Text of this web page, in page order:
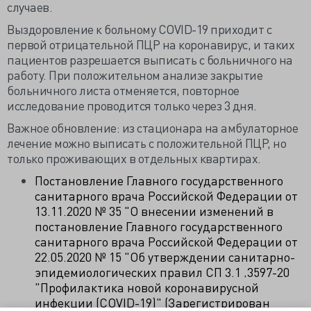
случаев.
Выздоровление к больному COVID-19 приходит с
первой отрицательной ПЦР на коронавирус, и таких
пациентов разрешается выписать с больничного на
работу. При положительном анализе закрытие
больничного листа отменяется, повторное
исследование проводится только через 3 дня.
Важное обновление: из стационара на амбулаторное
лечение можно выписать с положительной ПЦР, но
только проживающих в отдельных квартирах.
Постановление Главного государственного
санитарного врача Российской Федерации от
13.11.2020 № 35 "О внесении изменений в
постановление Главного государственного
санитарного врача Российской Федерации от
22.05.2020 № 15 "Об утверждении санитарно-
эпидемиологических правил СП 3.1 ‚3597-20
"Профилактика новой коронавирусной
инфекции (СОVID-19)" (Зарегистрирован